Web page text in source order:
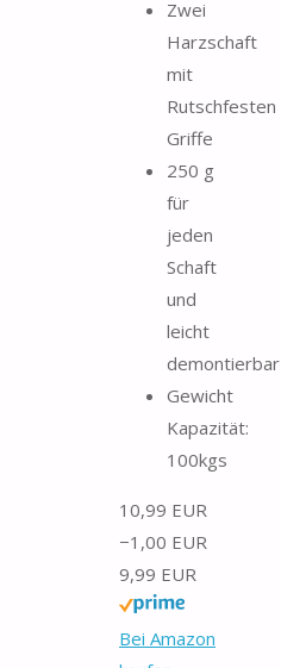
Zwei
Harzschaft
mit
Rutschfesten
Griffe
250 g
für
jeden
Schaft
und
leicht
demontierbar
Gewicht
Kapazität:
100kgs
10,99 EUR
−1,00 EUR
9,99 EUR
Bei Amazon